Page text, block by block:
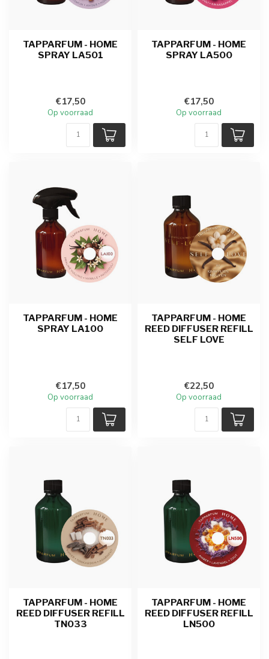
TAPPARFUM - HOME
SPRAY LA501
€17,50
Op voorraad
TAPPARFUM - HOME
SPRAY LA500
€17,50
Op voorraad
TAPPARFUM - HOME
SPRAY LA100
€17,50
Op voorraad
TAPPARFUM - HOME
REED DIFFUSER REFILL
SELF LOVE
€22,50
Op voorraad
TAPPARFUM - HOME
REED DIFFUSER REFILL
TN033
TAPPARFUM - HOME
REED DIFFUSER REFILL
LN500